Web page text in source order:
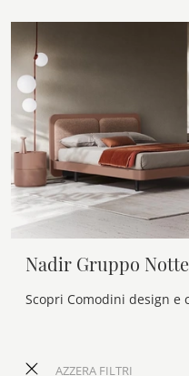
AZZERA FILTRI
Nadir Gruppo Notte